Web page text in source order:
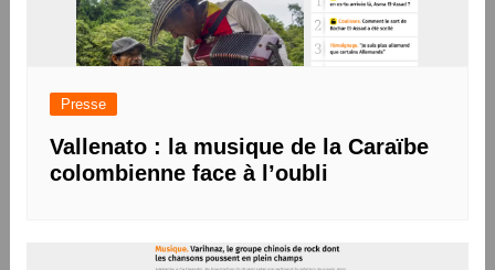
Presse
Vallenato : la musique de la Caraïbe
colombienne face à l’oubli